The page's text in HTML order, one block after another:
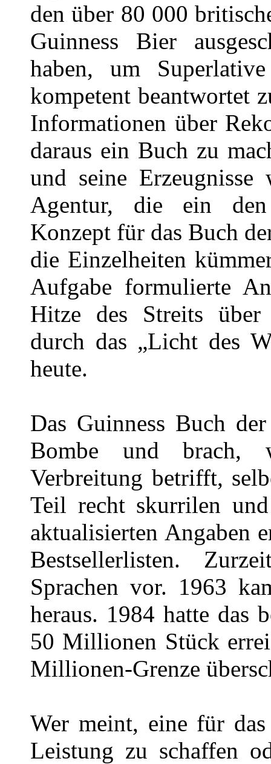
den über 80 000
Guinness Bier
haben, um
kompetent beantwortet
Informationen über
daraus ein Buch zu
und seine Erzeugnisse
Agentur, die ein den
Konzept für das Buch
die Einzelheiten
Aufgabe formulierte
Hitze des Streits über
durch das „Licht des
heute.
Das Guinness Buch
Bombe und brach,
Verbreitung betrifft,
Teil recht skurrilen
aktualisierten Angaben
Bestsellerlisten.
Sprachen vor. 1963
heraus. 1984 hatte das
50 Millionen Stück
Millionen-Grenze
Wer meint, eine für
Leistung zu schaffen